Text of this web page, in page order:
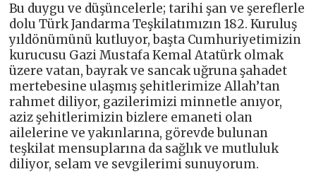
Bu duygu ve düşüncelerle; tarihi şan ve şereflerle
dolu Türk Jandarma Teşkilatımızın 182. Kuruluş
yıldönümünü kutluyor, başta Cumhuriyetimizin
kurucusu Gazi Mustafa Kemal Atatürk olmak
üzere vatan, bayrak ve sancak uğruna şahadet
mertebesine ulaşmış şehitlerimize Allah’tan
rahmet diliyor, gazilerimizi minnetle anıyor,
aziz şehitlerimizin bizlere emaneti olan
ailelerine ve yakınlarına, görevde bulunan
teşkilat mensuplarına da sağlık ve mutluluk
diliyor, selam ve sevgilerimi sunuyorum.